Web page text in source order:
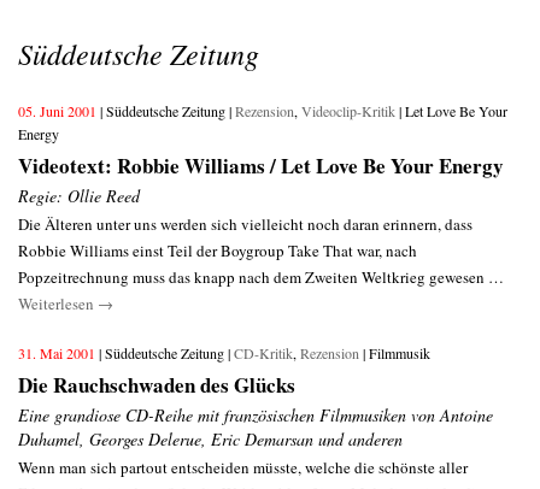
Süddeutsche Zeitung
05. Juni 2001 | Süddeutsche Zeitung |Rezension, Videoclip-Kritik| Let Love Be Your
Energy
Videotext: Robbie Williams / Let Love Be Your Energy
Regie: Ollie Reed
Die Älteren unter uns werden sich vielleicht noch daran erinnern, dass
Robbie Williams einst Teil der Boygroup Take That war, nach
Popzeitrechnung muss das knapp nach dem Zweiten Weltkrieg gewesen …
Weiterlesen →
31. Mai 2001 | Süddeutsche Zeitung |CD-Kritik, Rezension | Filmmusik
Die Rauchschwaden des Glücks
Eine grandiose CD-Reihe mit französischen Filmmusiken von Antoine
Duhamel, Georges Delerue, Eric Demarsan und anderen
Wenn man sich partout entscheiden müsste, welche die schönste aller